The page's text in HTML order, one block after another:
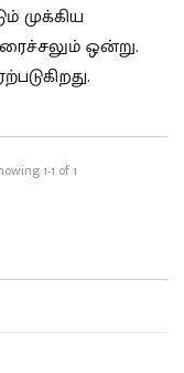
முக்கிய
ஒன்று.
1-1 of 1